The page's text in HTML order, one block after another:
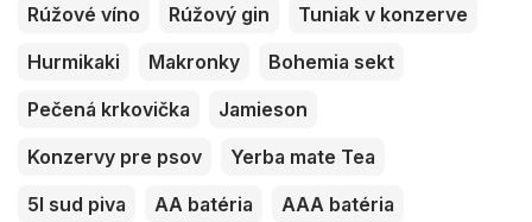
Rúžové víno
Rúžový gin
Tuniak v konzerve
Hurmikaki
Makronky
Bohemia sekt
Pečená krkovička
Jamieson
Konzervy pre psov
Yerba mate Tea
5l sud piva
AA batéria
AAA batéria